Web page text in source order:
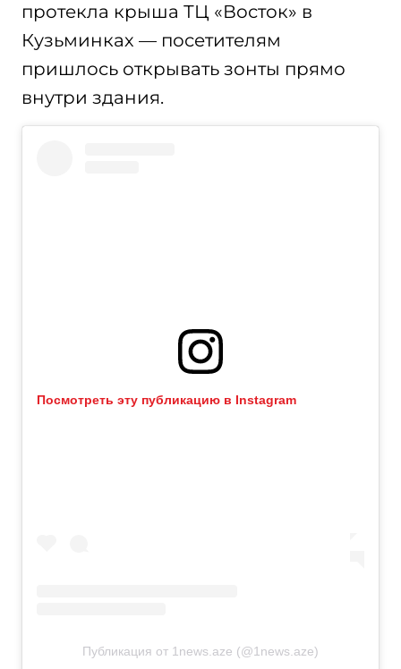
протекла крыша ТЦ «Восток» в
Кузьминках — посетителям
пришлось открывать зонты прямо
внутри здания.
Посмотреть эту публикацию в Instagram
Публикация от 1news.aze (@1news.aze)